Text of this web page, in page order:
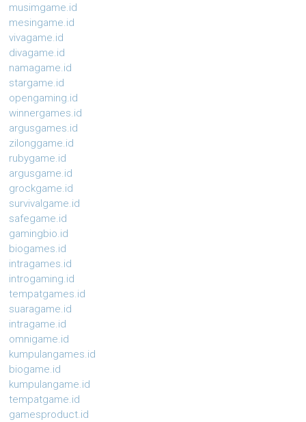
musimgame.id
mesingame.id
vivagame.id
divagame.id
namagame.id
stargame.id
opengaming.id
winnergames.id
argusgames.id
zilonggame.id
rubygame.id
argusgame.id
grockgame.id
survivalgame.id
safegame.id
gamingbio.id
biogames.id
intragames.id
introgaming.id
tempatgames.id
suaragame.id
intragame.id
omnigame.id
kumpulangames.id
biogame.id
kumpulangame.id
tempatgame.id
gamesproduct.id